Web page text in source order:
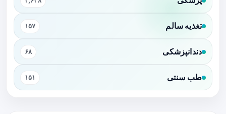
تغذیه سالم ۱۵۷
دندانپزشکی ۶۸
طب سنتی ۱۵۱